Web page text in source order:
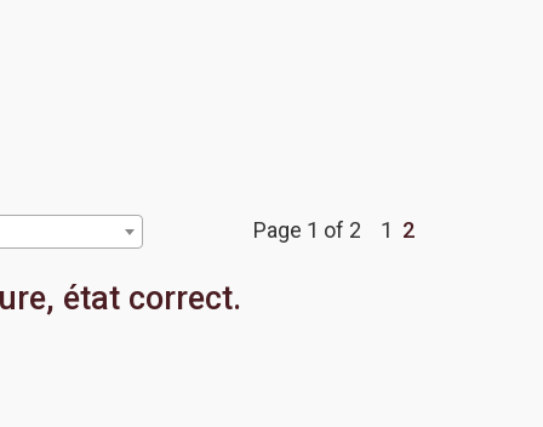
Page 1 of 2 1 2
état correct.